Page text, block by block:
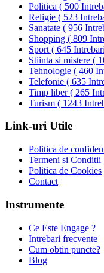
Politica ( 500
Religie ( 523
Sanatate ( 956
Shopping ( 809
Sport ( 645
Stiinta si mistere (
Tehnologie ( 460
Telefonie ( 635
Timp liber( 265
Turism ( 1243
Link-uri Utile
Politica de
Termeni si Conditii
Politica de Cookies
Contact
Instrumente
Ce Este Engage ?
Intrebari frecvente
Cum obtin puncte?
Blog